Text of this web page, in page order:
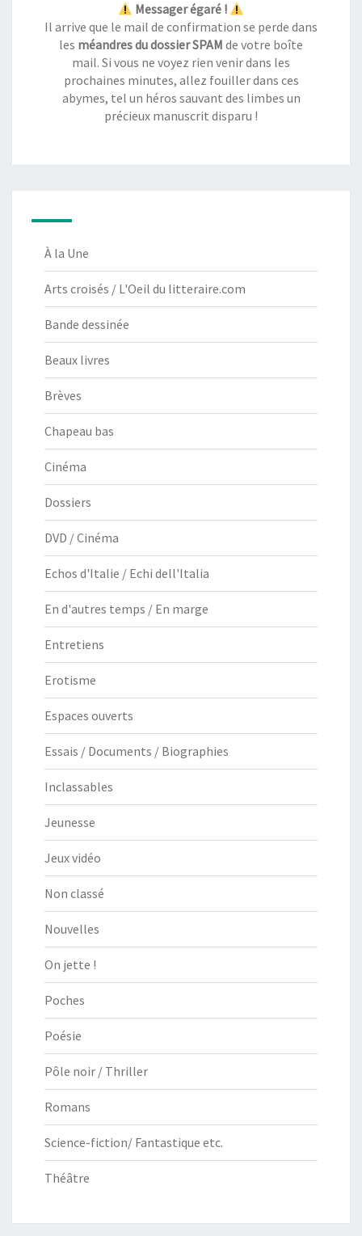
Messager égaré !
Il arrive que le mail de confirmation se perde dans
les méandres du dossier SPAM de votre boîte
mail. Si vous ne voyez rien venir dans les
prochaines minutes, allez fouiller dans ces
abymes, tel un héros sauvant des limbes un
précieux manuscrit disparu !
À la Une
Arts croisés / L'Oeil du litteraire.com
Bande dessinée
Beaux livres
Brèves
Chapeau bas
Cinéma
Dossiers
DVD / Cinéma
Echos d'Italie / Echi dell'Italia
En d'autres temps / En marge
Entretiens
Erotisme
Espaces ouverts
Essais / Documents / Biographies
Inclassables
Jeunesse
Jeux vidéo
Non classé
Nouvelles
On jette !
Poches
Poésie
Pôle noir / Thriller
Romans
Science-fiction/ Fantastique etc.
Théâtre